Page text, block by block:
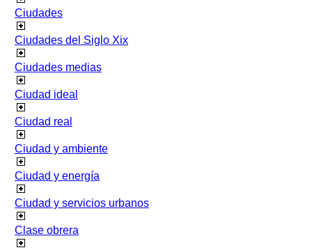
Ciudades
Ciudades del Siglo Xix
Ciudades medias
Ciudad ideal
Ciudad real
Ciudad y ambiente
Ciudad y energía
Ciudad y servicios urbanos
Clase obrera